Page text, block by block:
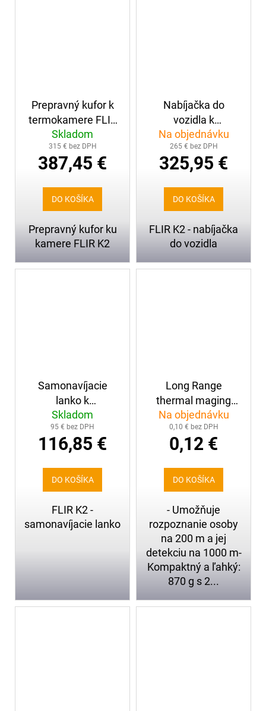
Prepravný kufor k
termokamere FLIR
K2
Skladom
315 € bez DPH
387,45 €
DO KOŠÍKA
Prepravný kufor ku
kamere FLIR K2
Nabíjačka do
vozidla k
termokamere FLIR
K2
Na objednávku
265 € bez DPH
325,95 €
DO KOŠÍKA
FLIR K2 - nabíjačka
do vozidla
Samonavíjacie
lanko k
termokamere FLIR
K2
Skladom
95 € bez DPH
116,85 €
DO KOŠÍKA
FLIR K2 -
samonavíjacie lanko
Long Range
thermal maging
cameras Leader
TIC 3.1 LR1000
Na objednávku
0,10 € bez DPH
0,12 €
DO KOŠÍKA
- Umožňuje
rozpoznanie osoby
na 200 m a jej
detekciu na 1000 m-
Kompaktný a ľahký:
870 g s 2...